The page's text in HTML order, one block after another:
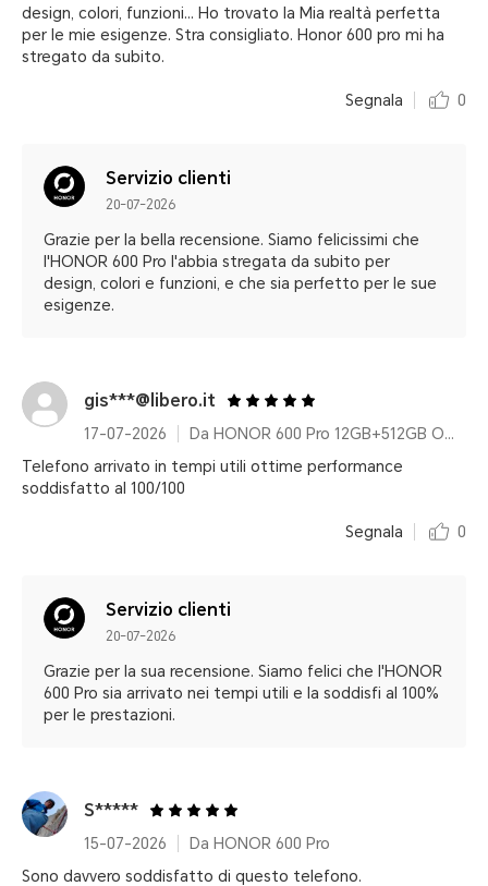
design, colori, funzioni... Ho trovato la Mia realtà perfetta
per le mie esigenze. Stra consigliato. Honor 600 pro mi ha
stregato da subito.
Segnala 0
Servizio clienti
20-07-2026
Grazie per la bella recensione. Siamo felicissimi che
l'HONOR 600 Pro l'abbia stregata da subito per
design, colori e funzioni, e che sia perfetto per le sue
esigenze.
gis***@libero.it
17-07-2026
Da HONOR 600 Pro 12GB+512GB Orange With 100w Charger
Telefono arrivato in tempi utili ottime performance
soddisfatto al 100/100
Segnala 0
Servizio clienti
20-07-2026
Grazie per la sua recensione. Siamo felici che l'HONOR
600 Pro sia arrivato nei tempi utili e la soddisfi al 100%
per le prestazioni.
S*****
15-07-2026
Da HONOR 600 Pro
Sono davvero soddisfatto di questo telefono.